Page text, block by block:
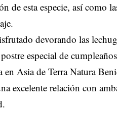
de esta especie, así como
devorando las
especial de
en Asia de Terra Natura
excelente relación con